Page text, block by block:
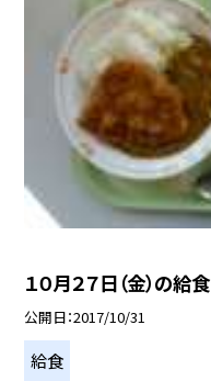
１０月２７日（金）の給食
公開日 2017/10/31
給食